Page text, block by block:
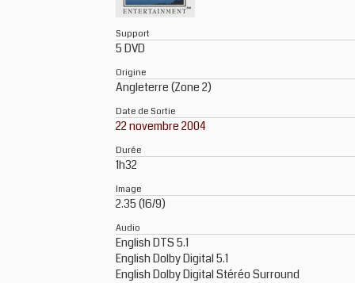
Support
5 DVD
Origine
Angleterre (Zone 2)
Date de Sortie
22 novembre 2004
Durée
1h32
Image
2.35 (16/9)
Audio
English DTS 5.1
English Dolby Digital 5.1
English Dolby Digital Stéréo Surround